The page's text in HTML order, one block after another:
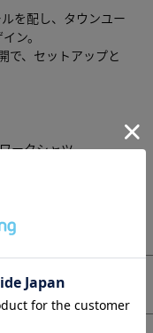
を配し、タウンユー
ン。
で、セットアップと
ークシャツ
ルに、シャツを羽織
モノトーンでまとめ
せがおすすめです。
った一着です。